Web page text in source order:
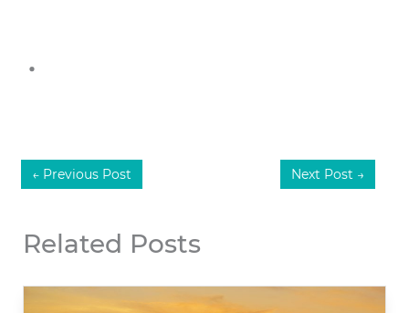
.
← Previous Post Next Post →
Related Posts